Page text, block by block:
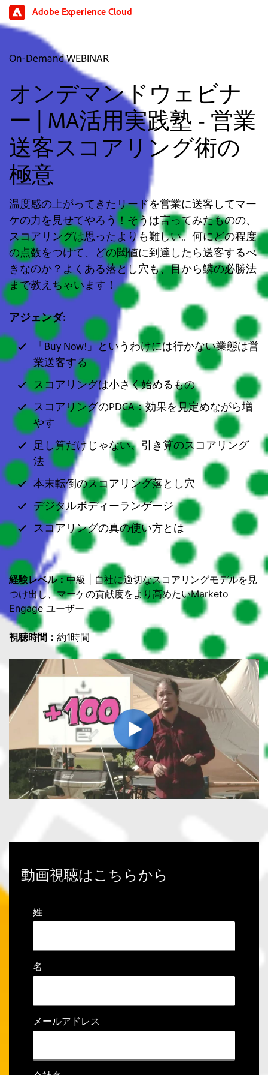
Adobe Experience Cloud
On-Demand WEBINAR
オンデマンドウェビナ
ー | MA活用実践塾 - 営業
送客スコアリング術の
極意
温度感の上がってきたリードを営業に送客してマー
ケの力を見せてやろう！そうは言ってみたものの、
スコアリングは思ったよりも難しい。何にどの程度
の点数をつけて、どの閾値に到達したら送客するべ
きなのか？よくある落とし穴も、目から鱗の必勝法
まで教えちゃいます！
アジェンダ:
「Buy Now!」というわけには行かない業態は営
業送客する
スコアリングは小さく始めるもの
スコアリングのPDCA：効果を見定めながら増
やす
足し算だけじゃない、引き算のスコアリング
法
本末転倒のスコアリング落とし穴
デジタルボディーランゲージ
スコアリングの真の使い方とは
経験レベル：中級 | 自社に適切なスコアリングモデルを見
つけ出し、マーケの貢献度をより高めたいMarketo
Engage ユーザー
視聴時間： 約1時間
動画視聴はこちらから
姓
名
メールアドレス